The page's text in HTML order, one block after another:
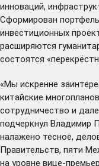
инноваций,
Сформирован
инвестиционных
расширяются
состоятся
«Мы искренне
китайские
сотрудничество и
подчеркнул Владимир
налажено тесное,
Правительств, пяти
на уровне вице-